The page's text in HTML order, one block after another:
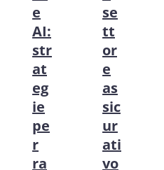
e
AI:
str
at
eg
ie
pe
r
ra
se
tt
or
e
as
sic
ur
ati
vo